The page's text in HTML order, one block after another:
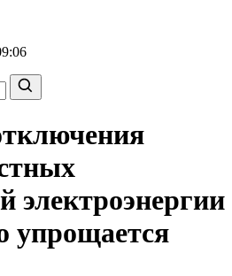
электроэнергии
упрощается